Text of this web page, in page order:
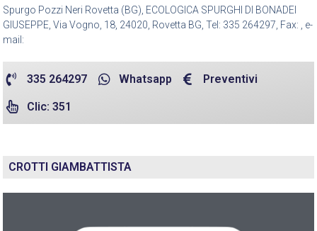
Spurgo Pozzi Neri Rovetta (BG), ECOLOGICA SPURGHI DI BONADEI
GIUSEPPE, Via Vogno, 18, 24020, Rovetta BG, Tel: 335 264297, Fax: , e-
mail:
335 264297 Whatsapp Preventivi
Clic: 351
CROTTI GIAMBATTISTA